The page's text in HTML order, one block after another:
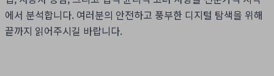
에서 분석합니다. 여러분의 안전하고 풍부한 디지털 탐색을 위해
끝까지 읽어주시길 바랍니다.